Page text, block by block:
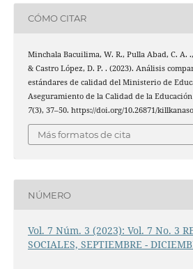
CÓMO CITAR
Minchala Bacuilima, W. R., Pulla Abad, C. A.
& Castro López, D. P. . (2023). Análisis
estándares de calidad del Ministerio de
Aseguramiento de la Calidad de la
7(3), 37–50. https://doi.org/10.26871/
Más formatos de cita
NÚMERO
Vol. 7 Núm. 3 (2023): Vol. 7 No. 3
SOCIALES, SEPTIEMBRE -